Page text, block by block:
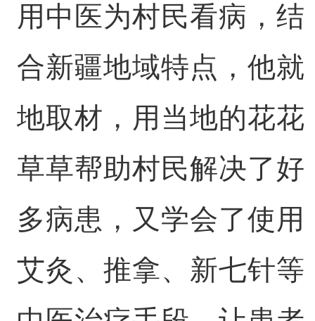
用中医为村民看病，结
合新疆地域特点，他就
地取材，用当地的花花
草草帮助村民解决了好
多病患，又学会了使用
艾灸、推拿、新七针等